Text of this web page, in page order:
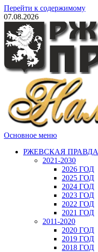
Перейти к содержимому
07.08.2026
Основное меню
РЖЕВСКАЯ ПРАВДА
2021-2030
2026 ГОД
2025 ГОД
2024 ГОД
2023 ГОД
2022 ГОД
2021 ГОД
2011-2020
2020 ГОД
2019 ГОД
2018 ГОД